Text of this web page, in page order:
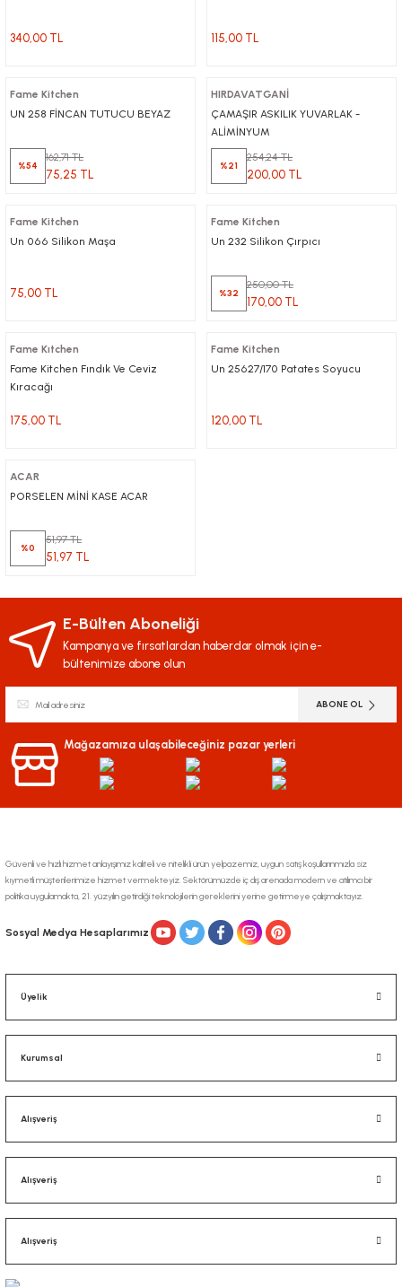
340,00 TL 115,00 TL
Fame Kitchen
UN 258 FİNCAN TUTUCU BEYAZ
%54
162,71 TL
75,25 TL
HIRDAVATGANİ
ÇAMAŞIR ASKILIK YUVARLAK -
ALİMİNYUM
%21
254,24 TL
200,00 TL
Fame Kitchen
Un 066 Silikon Maşa
75,00 TL
Fame Kitchen
Un 232 Silikon Çırpıcı
%32
250,00 TL
170,00 TL
Fame Kıtchen
Fame Kitchen Fındık Ve Ceviz
Kıracağı
175,00 TL
Fame Kitchen
Un 25627/170 Patates Soyucu
120,00 TL
ACAR
PORSELEN MİNİ KASE ACAR
%0
51,97 TL
51,97 TL
E-Bülten Aboneliği
Kampanya ve fırsatlardan haberdar olmak için e-
bültenimize abone olun
ABONE OL
Mağazamıza ulaşabileceğiniz pazar yerleri
Güvenli ve hızlı hizmet anlayışımız kaliteli ve nitelikli ürün yelpazemiz, uygun satış koşullarınmızla siz
kıymetli müşterilerimize hizmet vermekteyiz. Sektörümüzde iç dış arenada modern ve atılımcı bir
politika uygulamakta, 21. yüzyılın getirdiği teknolojilerin gereklerini yerine getirmeye çalışmaktayız.
Sosyal Medya Hesaplarımız
Üyelik
Kurumsal
Alışveriş
Alışveriş
Alışveriş